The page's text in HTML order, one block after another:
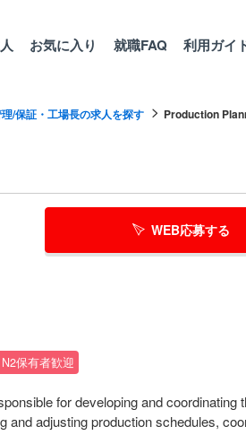
お気に入り 就職FAQ 利用ガイ
/保証・工場長の求人を探す Production
WEB応募する
保有者歓迎
for developing and
and adjusting production schedules,